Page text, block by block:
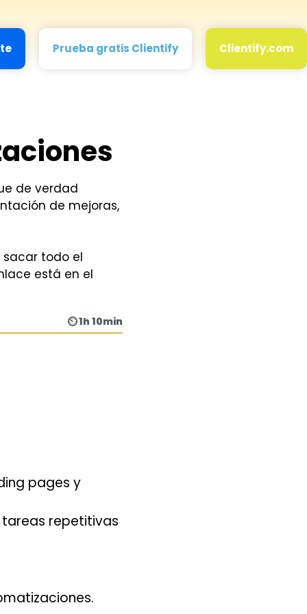
Prueba gratis Clientify Clientify.com
de verdad
de mejoras,
sacar todo el
está en el
⏲ 1h 10min
pages y
repetitivas